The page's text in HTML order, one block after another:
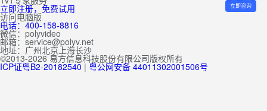
立即注册，免费试用
访问电脑版
电话：400-158-8816
微信：polyvideo
邮箱：service@polyv.net
地址： 广州北京 上海长沙
©2013-2026 易方信息科技股份有限公司版权所有
ICP证粤B2-20182540 | 粤公网安备 44011302001506号
立即咨询